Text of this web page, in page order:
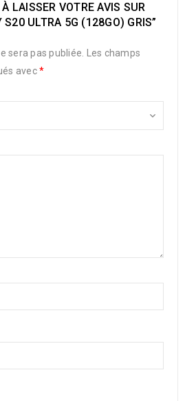
LAISSER VOTRE AVIS SUR
S20 ULTRA 5G (128GO) GRIS”
sera pas publiée.
Les champs
avec*